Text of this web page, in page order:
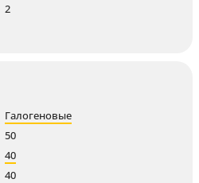
2
Галогеновые
50
40
40